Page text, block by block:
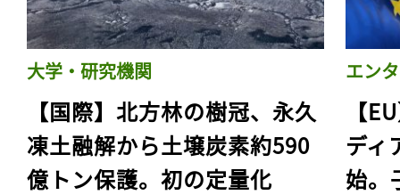
大学・研究機関
【国際】北方林の樹冠、永久
凍土融解から土壌炭素約590
億トン保護。初の定量化
エン
【
ディ
始。